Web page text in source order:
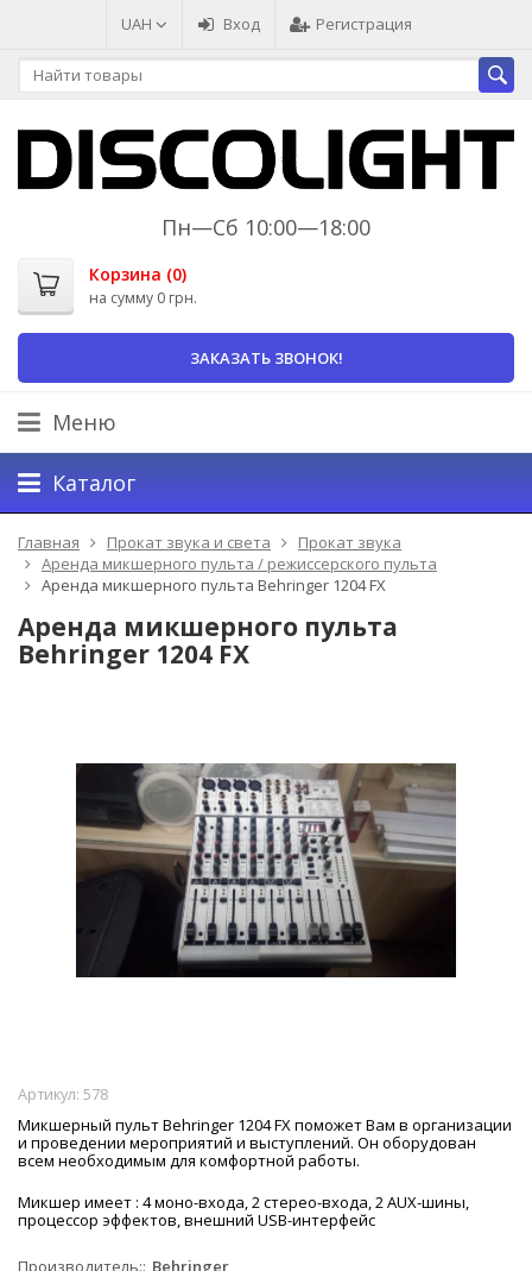
UAH Вход Регистрация
Пн—Сб 10:00—18:00
Корзина (0)
на сумму 0 грн.
ЗАКАЗАТЬ ЗВОНОК!
Меню
Каталог
Главная Прокат звука и света
Прокат звука
Аренда микшерного пульта / режиссерского пульта
Аренда микшерного пульта Behringer 1204 FX
Аренда микшерного пульта
Behringer 1204 FX
Артикул: 578
Микшерный пульт Behringer 1204 FX поможет Вам в организации
и проведении мероприятий и выступлений. Он оборудован
всем необходимым для комфортной работы.
Микшер имеет : 4 моно-входа, 2 стерео-входа, 2 AUX-шины,
процессор эффектов, внешний USB-интерфейс
Производитель: Behringer